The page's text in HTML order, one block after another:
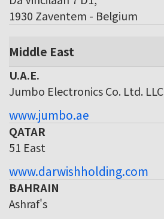
1930 Zaventem - Belgium
Middle East
U.A.E.
Jumbo Electronics Co. Ltd. LLC
www.jumbo.ae
QATAR
51 East
www.darwishholding.com
BAHRAIN
Ashraf's